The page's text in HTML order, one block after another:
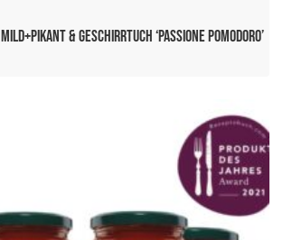
& Geschirrtuch ‘Passione Pomodoro’